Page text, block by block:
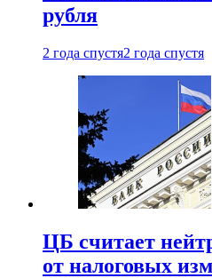
рубля
2 года спустя2 года спустя
ЦБ считает
от налоговых